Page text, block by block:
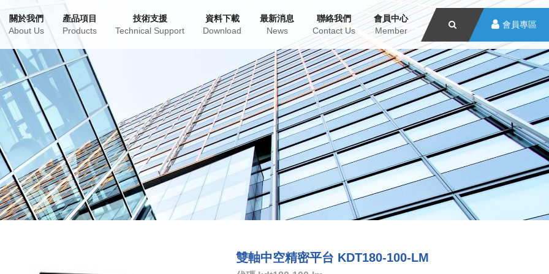
會員專區
關於我們
About Us
產品項目
Products
技術支援
Technical Support
資料下載
Download
最新消息
News
聯絡我們
Contact Us
會員中心
Member
雙軸中空精密平台 KDT180-100-LM